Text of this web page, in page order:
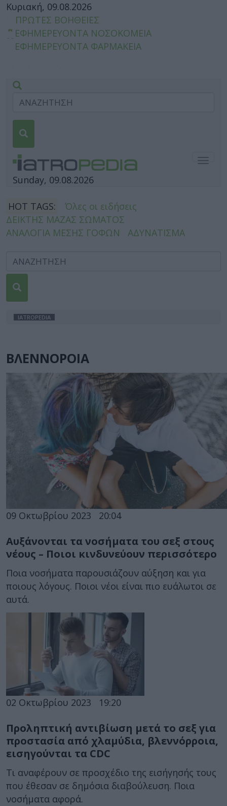
Κυριακή, 09.08.2026
ΠΡΩΤΕΣ ΒΟΗΘΕΙΕΣ
ΕΦΗΜΕΡΕΥΟΝΤΑ ΝΟΣΟΚΟΜΕΙΑ
ΕΦΗΜΕΡΕΥΟΝΤΑ ΦΑΡΜΑΚΕΙΑ
Sunday, 09.08.2026
HOT TAGS:
Όλες οι ειδήσεις
ΔΕΙΚΤΗΣ ΜΑΖΑΣ ΣΩΜΑΤΟΣ
ΑΝΑΛΟΓΙΑ ΜΕΣΗΣ ΓΟΦΩΝ
ΑΔΥΝΑΤΙΣΜΑ
IATROPEDIA
ΒΛΕΝΝΟΡΟΙΑ
09 Οκτωβρίου 2023 20:04
Αυξάνονται τα νοσήματα του σεξ στους
νέους – Ποιοι κινδυνεύουν περισσότερο
Ποια νοσήματα παρουσιάζουν αύξηση και για
ποιους λόγους. Ποιοι νέοι είναι πιο ευάλωτοι σε
αυτά.
02 Οκτωβρίου 2023 19:20
Προληπτική αντιβίωση μετά το σεξ για
προστασία από χλαμύδια, βλεννόρροια,
εισηγούνται τα CDC
Τι αναφέρουν σε προσχέδιο της εισήγησής τους
που έθεσαν σε δημόσια διαβούλευση. Ποια
νοσήματα αφορά.